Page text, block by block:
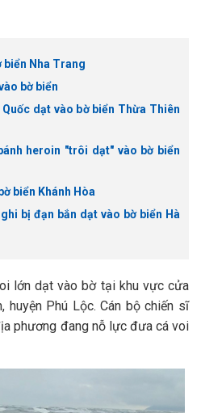
biển Nha Trang
bờ biển
dạt vào bờ biển Thừa Thiên
heroin "trôi dạt" vào bờ biển
biển Khánh Hòa
bị đạn bắn dạt vào bờ biển Hà
lớn dạt vào bờ tại khu vực cửa
huyện Phú Lộc. Cán bộ chiến sĩ
phương đang nỗ lực đưa cá voi